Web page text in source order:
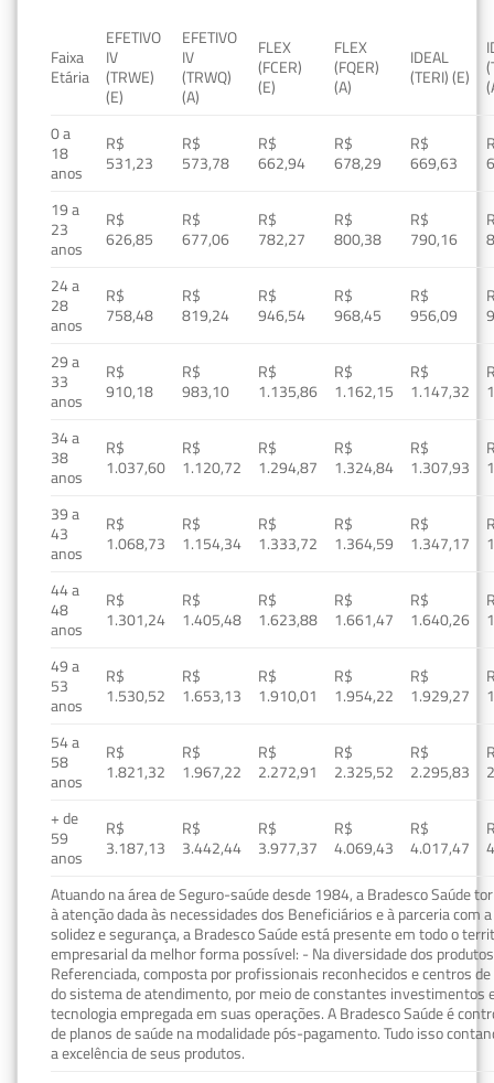
Faixa
Etária
EFETIVO
IV
(TRWE)
(E)
EFETIVO
IV
(TRWQ)
(A)
FLEX
(FCER)
(E)
FLEX
(FQER)
(A)
IDEAL
(TERI) (E)
0 a
18
anos
R$
531,23
R$
573,78
R$
662,94
R$
678,29
R$
669,63
19 a
23
anos
R$
626,85
R$
677,06
R$
782,27
R$
800,38
R$
790,16
24 a
28
anos
R$
758,48
R$
819,24
R$
946,54
R$
968,45
R$
956,09
29 a
33
anos
R$
910,18
R$
983,10
R$
1.135,86
R$
1.162,15
R$
1.147,32
34 a
38
anos
R$
1.037,60
R$
1.120,72
R$
1.294,87
R$
1.324,84
R$
1.307,93
39 a
43
anos
R$
1.068,73
R$
1.154,34
R$
1.333,72
R$
1.364,59
R$
1.347,17
44 a
48
anos
R$
1.301,24
R$
1.405,48
R$
1.623,88
R$
1.661,47
R$
1.640,26
49 a
53
anos
R$
1.530,52
R$
1.653,13
R$
1.910,01
R$
1.954,22
R$
1.929,27
54 a
58
anos
R$
1.821,32
R$
1.967,22
R$
2.272,91
R$
2.325,52
R$
2.295,83
+ de
59
anos
R$
3.187,13
R$
3.442,44
R$
3.977,37
R$
4.069,43
R$
4.017,47
Atuando na área de Seguro-saúde desde 1984, a Bradesco Saúde
à atenção dada às necessidades dos Beneficiários e à parceria com
solidez e segurança, a Bradesco Saúde está presente em todo o
empresarial da melhor forma possível: - Na diversidade dos
Referenciada, composta por profissionais reconhecidos e centros
do sistema de atendimento, por meio de constantes investimentos
tecnologia empregada em suas operações. A Bradesco Saúde é
de planos de saúde na modalidade pós-pagamento. Tudo isso
a excelência de seus produtos.